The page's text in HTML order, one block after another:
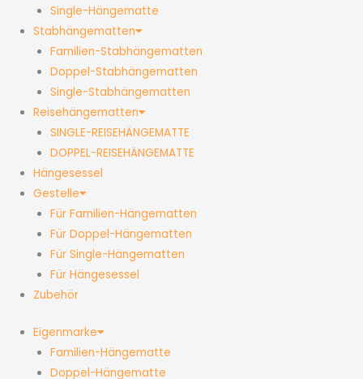
Single-Hängematte
Stabhängematten
Familien-Stabhängematten
Doppel-Stabhängematten
Single-Stabhängematten
Reisehängematten
SINGLE-REISEHÄNGEMATTE
DOPPEL-REISEHÄNGEMATTE
Hängesessel
Gestelle
Für Familien-Hängematten
Für Doppel-Hängematten
Für Single-Hängematten
Für Hängesessel
Zubehör
Eigenmarke
Familien-Hängematte
Doppel-Hängematte